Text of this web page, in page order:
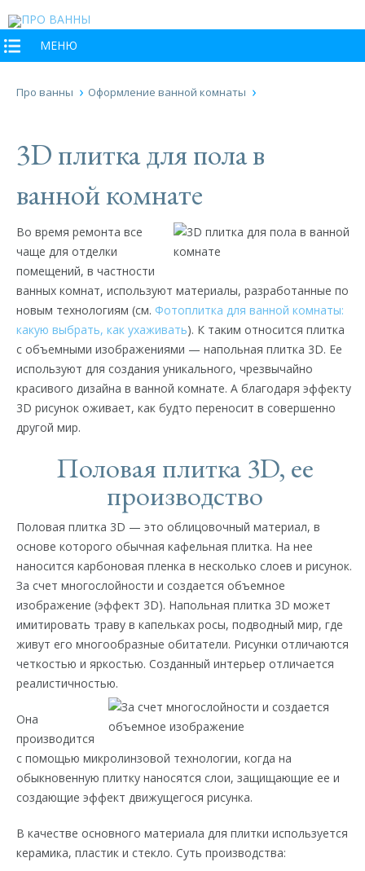
МЕНЮ
Про ванны Оформление ванной комнаты
3D плитка для пола в
ванной комнате
Во время ремонта все
чаще для отделки
помещений, в частности
ванных комнат, используют материалы, разработанные по
новым технологиям (см. Фотоплитка для ванной комнаты:
какую выбрать, как ухаживать). К таким относится плитка
с объемными изображениями — напольная плитка 3D. Ее
используют для создания уникального, чрезвычайно
красивого дизайна в ванной комнате. А благодаря эффекту
3D рисунок оживает, как будто переносит в совершенно
другой мир.
Половая плитка 3D, ее
производство
Половая плитка 3D — это облицовочный материал, в
основе которого обычная кафельная плитка. На нее
наносится карбоновая пленка в несколько слоев и рисунок.
За счет многослойности и создается объемное
изображение (эффект 3D). Напольная плитка 3D может
имитировать траву в капельках росы, подводный мир, где
живут его многообразные обитатели. Рисунки отличаются
четкостью и яркостью. Созданный интерьер отличается
реалистичностью.
Она
производится
с помощью микролинзовой технологии, когда на
обыкновенную плитку наносятся слои, защищающие ее и
создающие эффект движущегося рисунка.
В качестве основного материала для плитки используется
керамика, пластик и стекло. Суть производства: